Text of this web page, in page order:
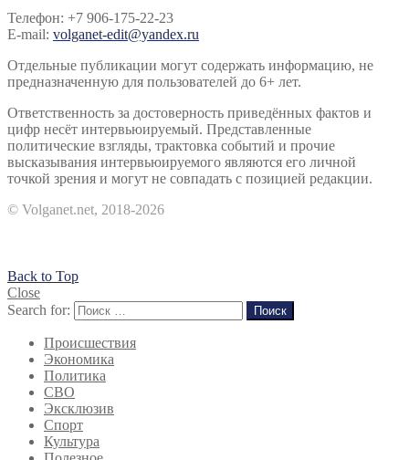
Телефон: +7 906-175-22-23
E-mail: volganet-edit@yandex.ru
Отдельные публикации могут содержать информацию, не
предназначенную для пользователей до 6+ лет.
Ответственность за достоверность приведённых фактов и
цифр несёт интервьюируемый. Представленные
политические взгляды, трактовка событий и прочие
высказывания интервьюируемого являются его личной
точкой зрения и могут не совпадать с позицией редакции.
© Volganet.net, 2018-2026
Back to Top
Close
Search for:
Поиск
Происшествия
Экономика
Политика
СВО
Эксклюзив
Спорт
Культура